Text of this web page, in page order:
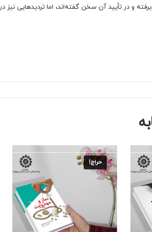
و در تأیید آن سخن گفته‌اند، اما تردیدهایی نیز
حراج!